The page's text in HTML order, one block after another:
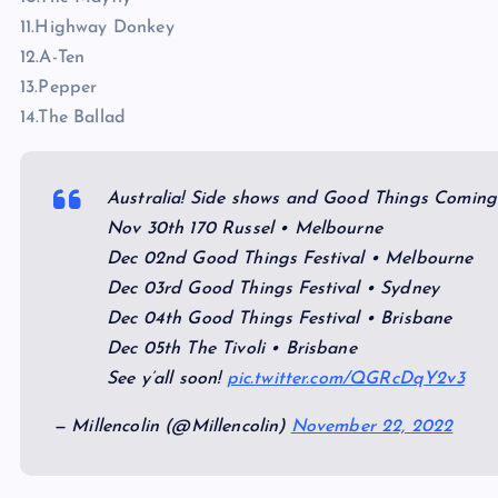
11.Highway Donkey
12.A-Ten
13.Pepper
14.The Ballad
Australia! Side shows and Good Things
Nov 30th 170 Russel • Melbourne
Dec 02nd Good Things Festival • Melbourne
Dec 03rd Good Things Festival • Sydney
Dec 04th Good Things Festival • Brisbane
Dec 05th The Tivoli • Brisbane
See y’all soon! pic.twitter.com/QGRcDqY2v3
— Millencolin (@Millencolin) November 22, 2022